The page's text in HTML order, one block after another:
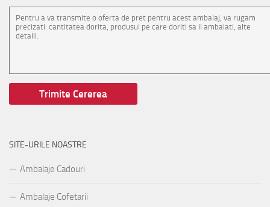
SITE-URILE NOASTRE
Ambalaje Cadouri
Ambalaje Cofetarii